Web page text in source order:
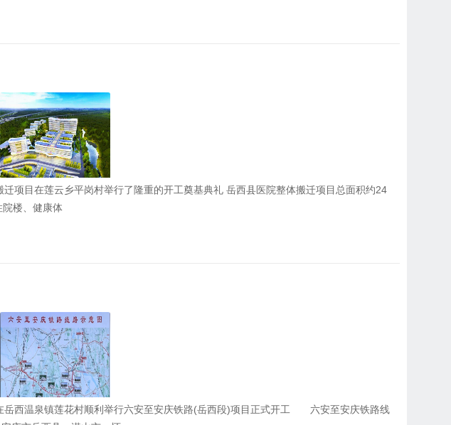
项目在莲云乡平岗村举行了隆重的开工奠基典礼 岳西县医院整体搬迁项目总面积约24
楼、健康体
岳西温泉镇莲花村顺利举行六安至安庆铁路(岳西段)项目正式开工 六安至安庆铁路线